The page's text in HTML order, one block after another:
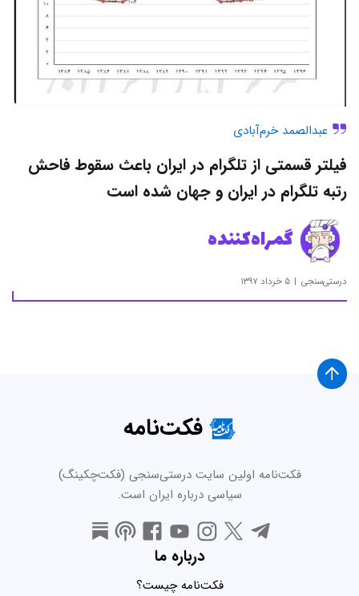
عبدالصمد خرم‌آبادی
فیلتر قسمتی از تلگرام در ایران باعث سقوط فاحش
رتبه تلگرام در ایران و جهان شده است
گمراه‌کننده
درستی‌سنجی ۵ خرداد ۱۳۹۷
فکت‌نامه
فکت‌نامه اولین سایت درستی‌سنجی (فکت‌چکینگ)
سیاسی درباره ایران است.
درباره ما
فکت‌نامه چیست؟